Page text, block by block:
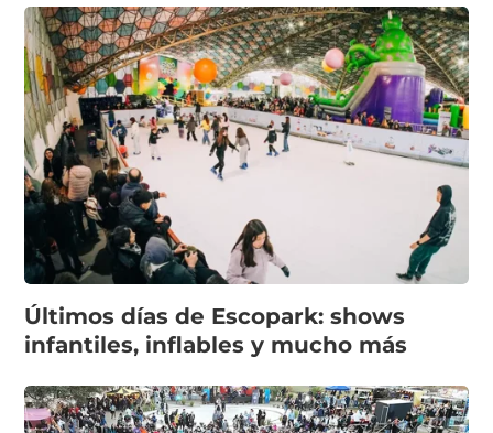
Últimos días de Escopark: shows
infantiles, inflables y mucho más